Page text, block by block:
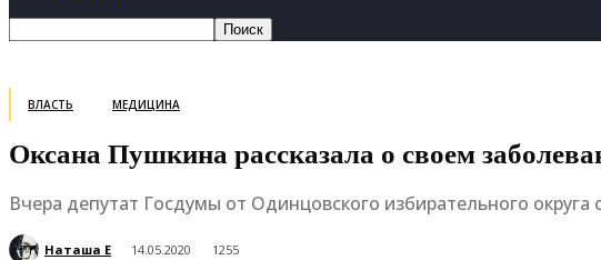
ВЛАСТЬ МЕДИЦИНА
Оксана Пушкина рассказала о своем
Вчера депутат Госдумы от Одинцовского избирательного
Наташа Е 14.05.2020 1255